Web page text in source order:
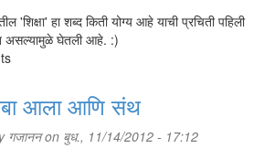
'शिक्षा' हा शब्द किती योग्य आहे याची प्रचिती पहिली
असल्यामुळे घेतली आहे. :)
आला आणि संथ
गजाननon बुध., 11/14/2012 - 17:12